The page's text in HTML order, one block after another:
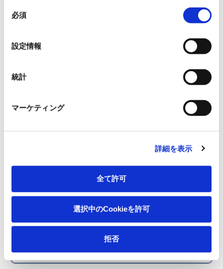
必須
設定情報
統計
マーケティング
詳細を表示
全て許可
選択中のCookieを許可
拒否